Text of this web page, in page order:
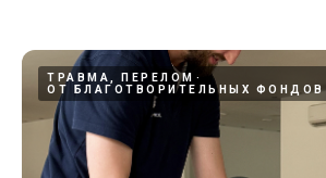
ТРАВМА, ПЕРЕЛОМ
ОТ БЛАГОТВОРИТЕЛЬНЫХ ФОНДОВ